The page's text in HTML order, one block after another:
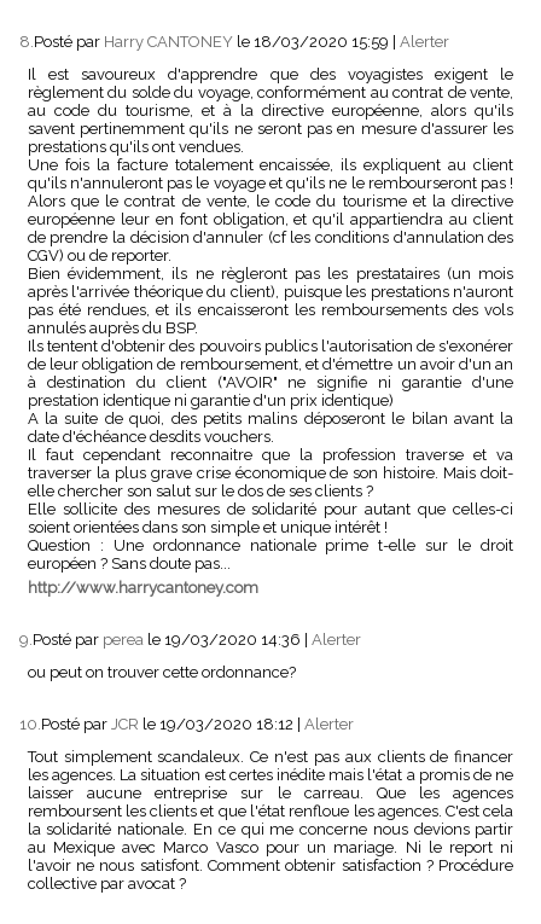
8. Posté par Harry CANTONEY le 18/03/2020 15:59
Alerter
Il est savoureux d'apprendre que des voyagistes exigent le
règlement du solde du voyage, conformément au contrat de vente,
au code du tourisme, et à la directive européenne, alors qu'ils
savent pertinemment qu'ils ne seront pas en mesure d'assurer les
prestations qu'ils ont vendues.
Une fois la facture totalement encaissée, ils expliquent au client
qu'ils n'annuleront pas le voyage et qu'ils ne le rembourseront pas !
Alors que le contrat de vente, le code du tourisme et la directive
européenne leur en font obligation, et qu'il appartiendra au client
de prendre la décision d'annuler (cf les conditions d'annulation des
CGV) ou de reporter.
Bien évidemment, ils ne règleront pas les prestataires (un mois
après l'arrivée théorique du client), puisque les prestations n'auront
pas été rendues, et ils encaisseront les remboursements des vols
annulés auprès du BSP.
Ils tentent d'obtenir des pouvoirs publics l'autorisation de s'exonérer
de leur obligation de remboursement, et d'émettre un avoir d'un an
à destination du client ("AVOIR" ne signifie ni garantie d'une
prestation identique ni garantie d'un prix identique)
A la suite de quoi, des petits malins déposeront le bilan avant la
date d'échéance desdits vouchers.
Il faut cependant reconnaitre que la profession traverse et va
traverser la plus grave crise économique de son histoire. Mais doit-
elle chercher son salut sur le dos de ses clients ?
Elle sollicite des mesures de solidarité pour autant que celles-ci
soient orientées dans son simple et unique intérêt !
Question : Une ordonnance nationale prime t-elle sur le droit
européen ? Sans doute pas...
http://www.harrycantoney.com
9.Posté par perea le 19/03/2020 14:36
Alerter
ou peut on trouver cette ordonnance?
10.Posté par JCR le 19/03/2020 18:12
Alerter
Tout simplement scandaleux. Ce n'est pas aux clients de financer
les agences. La situation est certes inédite mais l'état a promis de ne
laisser aucune entreprise sur le carreau. Que les agences
remboursent les clients et que l'état renfloue les agences. C'est cela
la solidarité nationale. En ce qui me concerne nous devions partir
au Mexique avec Marco Vasco pour un mariage. Ni le report ni
l'avoir ne nous satisfont. Comment obtenir satisfaction ? Procédure
collective par avocat ?